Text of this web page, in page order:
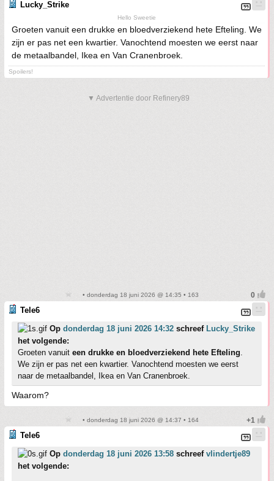
Lucky_Strike
Hello Sweetie
Groeten vanuit een drukke en bloedverziekend hete Efteling. We
zijn er pas net een kwartier. Vanochtend moesten we eerst naar
de metaalbandel, Ikea en Van Cranenbroek.
Spoilers!
▼ Advertentie door Refinery89
• donderdag 18 juni 2026 @ 14:35 • 163
Tele6
Op donderdag 18 juni 2026 14:32 schreef Lucky_Strike
het volgende:
Groeten vanuit een drukke en bloedverziekend hete Efteling
We zijn er pas net een kwartier. Vanochtend moesten we eerst
naar de metaalbandel, Ikea en Van Cranenbroek.
Waarom?
• donderdag 18 juni 2026 @ 14:37 • 164
Tele6
Op donderdag 18 juni 2026 13:58 schreef vlindertje89
het volgende: